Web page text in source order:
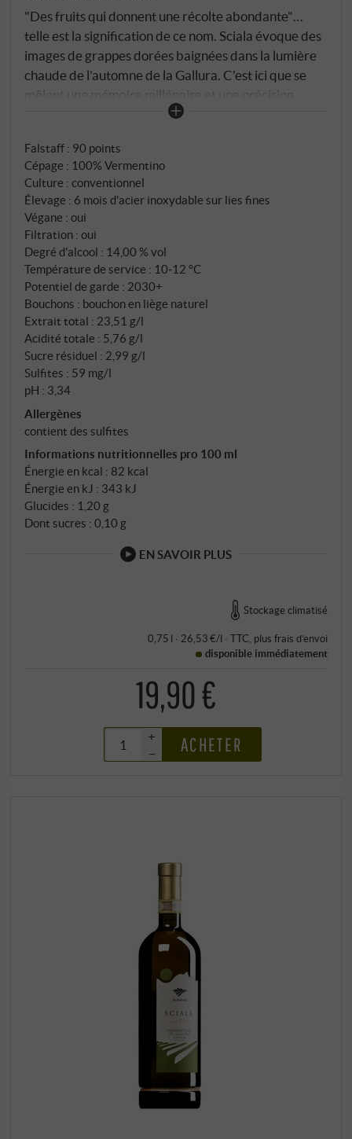
"Des fruits qui donnent une récolte abondante"…
telle est la signification de ce nom. Sciala évoque des
images de grappes dorées baignées dans la lumière
chaude de l’automne de la Gallura. C'est ici que se
mêlent une mémoire millénaire et une précision
moderne pour donner naissance à un Vermentino
Surrau. Les raisins proviennent des meilleures
parcelles du domaine : des sols historiques sur un
sous-sol granitique, un drainage parfait, un vent
constant, une récolte rigoureusement sélectionnée
afin d'exploiter au mieux le potentiel de tous les
composants. Après un contact très bref avec les
peaux, la fermentation s'effectue en douceur dans
des cuves en acier inoxydable, suivie d'un élevage
d'environ six mois sur lies fines, pour un vin équilibré
et au style épuré.
Falstaff : 90 points
Cépage : 100% Vermentino
Culture : conventionnel
Élevage : 6 mois d'acier inoxydable sur lies fines
Végane : oui
Filtration : oui
Degré d'alcool : 14,00 % vol
Température de service : 10‑12 °C
Potentiel de garde : 2030+
Bouchons : bouchon en liège naturel
Extrait total : 23,51 g/l
Acidité totale : 5,76 g/l
Sucre résiduel : 2,99 g/l
Sulfites : 59 mg/l
pH : 3,34
Allergènes
contient des sulfites
Informations nutritionnelles pro 100 ml
Énergie en kcal : 82 kcal
Énergie en kJ : 343 kJ
Glucides : 1,20 g
Dont sucres : 0,10 g
EN SAVOIR PLUS
Stockage climatisé
0,75 l · 26,53 €/l · TTC, plus frais d’envoi
disponible immédiatement
19,90 €
+
–
ACHETER